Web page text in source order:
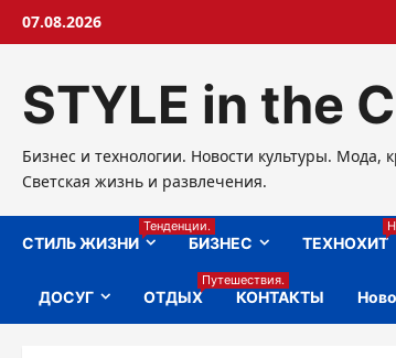
Перейти
07.08.2026
STYLE in the
Бизнес и технологии. Новости культуры. Мода,
Светская жизнь и развлечения.
СТИЛЬ ЖИЗНИ
Тенденции.
БИЗНЕС ТЕХНОХИТ
ДОСУГ ОТДЫХ
Путешествия.
КОНТАКТЫ